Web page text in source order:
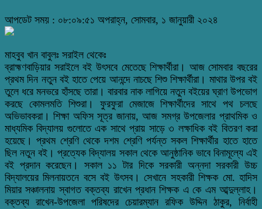
আপডেট সময় : ০৮:০৯:৫১ অপরাহ্ন, সোমবার, ১ জানুয়ারী ২০২৪
মাহবুব খান বাবুলঃ সরাইল থেকেঃ
ব্রাহ্মণবাড়িয়ার সরাইলে বই উৎসবে মেতেছে শিক্ষার্থীরা। আজ সোমবার বছরের
প্রথম দিন নতুন বই হাতে পেয়ে আনন্দে নাচছে শিশু শিক্ষার্থীরা। মাথার উপর বই
তুলে ধরে মনভরে হাঁসছে তারা। বারবার নাক লাগিয়ে নতুন বইয়ের ঘ্রাণ উপভোগ
করছে কোমলমতি শিশুরা। ফুরফুরা মেজাজে শিক্ষার্থীদের সাথে পথ চলছে
অভিভাবকরা। শিক্ষা অফিস সূত্র জানায়, আজ সমগ্র উপজেলার প্রাথমিক ও
মাধ্যমিক বিদ্যালয় গুলোতে এক সাথে প্রায় সাড়ে ৩ লক্ষাধিক বই বিতরণ করা
হয়েছে। প্রথম শ্রেণি থেকে দশম শ্রেণি পর্যন্ত সকল শিক্ষার্থীর হাতে হাতে
ছিল নতুন বই। প্রত্যেক বিদ্যালয় সকাল থেকে আনুষ্ঠানিক ভাবে বিনামূল্যে এই
বই প্রদান করেছেন। সকাল ১১ টার দিকে সরকারী অন্নদা সরকারী উচ্চ
বিদ্যালয়ের মিলনায়তনে বসে বই উৎসব। সেখানে সহকারী শিক্ষক মো. হাদিস
মিয়ার সঞ্চালনায় স্বাগত বক্তব্য রাখেন প্রধান শিক্ষক এ কে এম আব্দুল্লাহ।
বক্তব্য রাখেন-উপজেলা পরিষদের চেয়ারম্যান রফিক উদ্দিন ঠাকুর, নির্বাহী